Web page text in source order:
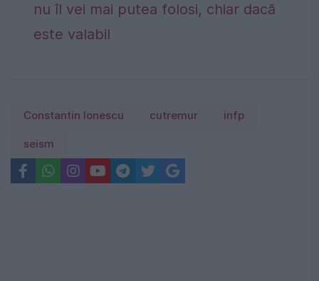
nu îl vei mai putea folosi, chiar dacă
este valabil
Constantin Ionescu cutremur infp
seism